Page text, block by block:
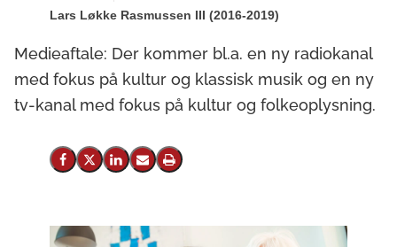
Lars Løkke Rasmussen III (2016-2019)
Medieaftale: Der kommer bl.a. en ny radiokanal
med fokus på kultur og klassisk musik og en ny
tv-kanal med fokus på kultur og folkeoplysning.
Del på Facebook
Del på X (Twitter)
Del på LinkedIn
Send email
Print